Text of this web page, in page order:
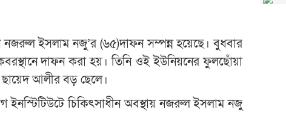
নজরুল ইসলাম নজু’র (৬৫)দাফন সম্পন্ন হয়েছে। বুধবার
দাফন করা হয়। তিনি ওই ইউনিয়নের ফুলছোঁয়া
ছায়েদ আলীর বড় ছেলে।
চিকিৎসাধীন অবস্থায় নজরুল ইসলাম নজু